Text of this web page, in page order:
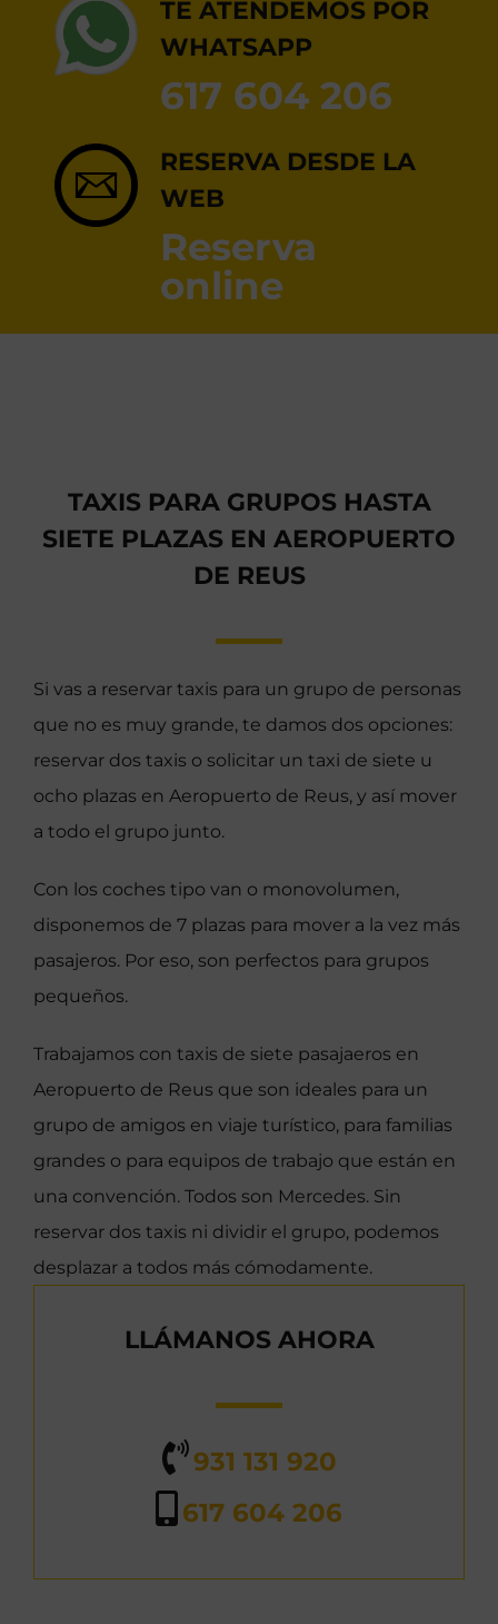
TE ATENDEMOS POR
WHATSAPP
617 604 206
RESERVA DESDE LA
WEB
Reserva
online
TAXIS PARA GRUPOS HASTA
SIETE PLAZAS EN AEROPUERTO
DE REUS
Si vas a reservar taxis para un grupo de personas
que no es muy grande, te damos dos opciones:
reservar dos taxis o solicitar un taxi de siete u
ocho plazas en Aeropuerto de Reus, y así mover
a todo el grupo junto.
Con los coches tipo van o monovolumen,
disponemos de 7 plazas para mover a la vez más
pasajeros. Por eso, son perfectos para grupos
pequeños.
Trabajamos con taxis de siete pasajaeros en
Aeropuerto de Reus que son ideales para un
grupo de amigos en viaje turístico, para familias
grandes o para equipos de trabajo que están en
una convención. Todos son Mercedes. Sin
reservar dos taxis ni dividir el grupo, podemos
desplazar a todos más cómodamente.
LLÁMANOS AHORA
931 131 920
617 604 206